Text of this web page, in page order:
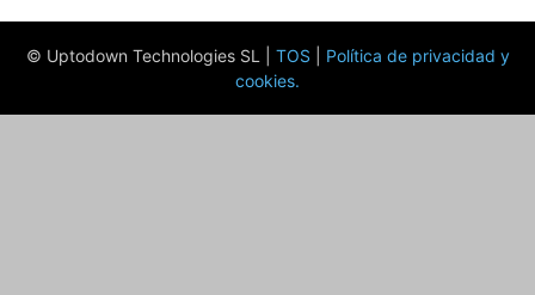
© Uptodown Technologies SL | TOS
Política de privacidad y
cookies.